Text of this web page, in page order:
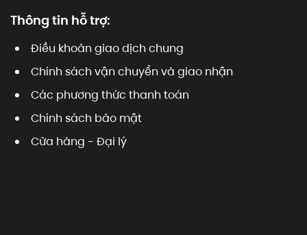
Thông tin hỗ trợ:
Điều khoản giao dịch chung
Chính sách vận chuyển và giao nhận
Các phương thức thanh toán
Chính sách bảo mật
Cửa hàng - Đại lý